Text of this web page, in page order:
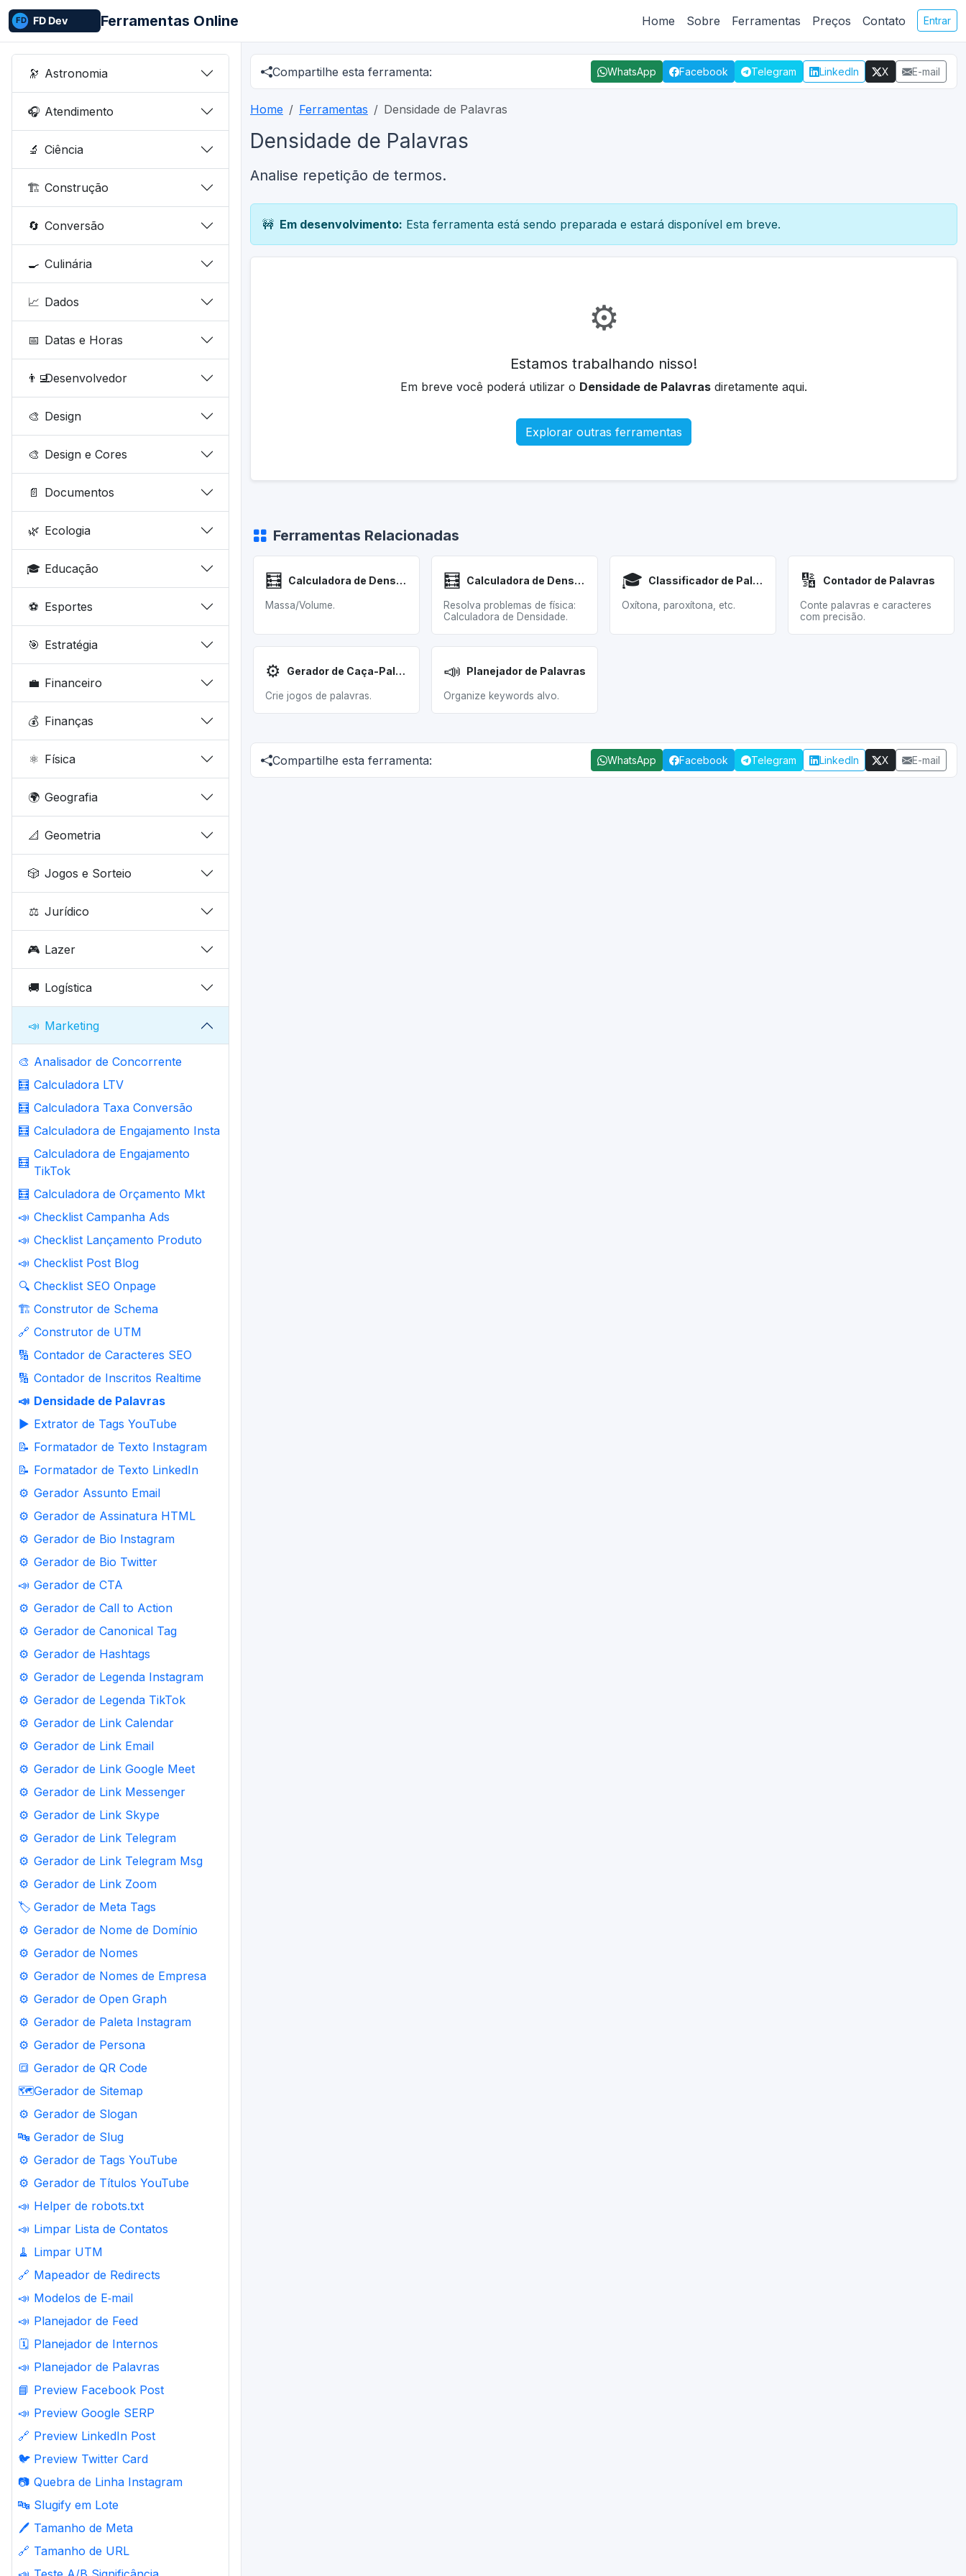
Ferramentas Online Home Sobre Ferramentas Preços Contato Entrar
🔭 Astronomia
🎧 Atendimento
🔬 Ciência
🏗️ Construção
🔄 Conversão
🍳 Culinária
📈 Dados
📅 Datas e Horas
👨‍💻Desenvolvedor
🎨 Design
🎨 Design e Cores
📄 Documentos
🌿 Ecologia
🎓 Educação
⚽ Esportes
🎯 Estratégia
💼 Financeiro
💰 Finanças
⚛️ Física
🌍 Geografia
📐 Geometria
🎲 Jogos e Sorteio
⚖️ Jurídico
🎮 Lazer
🚚 Logística
📣 Marketing
🎨 Analisador de Concorrente
🧮 Calculadora LTV
🧮 Calculadora Taxa Conversão
🧮 Calculadora de Engajamento Insta
🧮
Calculadora de Engajamento
TikTok
🧮 Calculadora de Orçamento Mkt
📣 Checklist Campanha Ads
📣 Checklist Lançamento Produto
📣 Checklist Post Blog
🔍 Checklist SEO Onpage
🏗️ Construtor de Schema
🔗 Construtor de UTM
🔢 Contador de Caracteres SEO
🔢 Contador de Inscritos Realtime
📣 Densidade de Palavras
▶️ Extrator de Tags YouTube
📝 Formatador de Texto Instagram
📝 Formatador de Texto LinkedIn
⚙️ Gerador Assunto Email
⚙️ Gerador de Assinatura HTML
⚙️ Gerador de Bio Instagram
⚙️ Gerador de Bio Twitter
📣 Gerador de CTA
⚙️ Gerador de Call to Action
⚙️ Gerador de Canonical Tag
⚙️ Gerador de Hashtags
⚙️ Gerador de Legenda Instagram
⚙️ Gerador de Legenda TikTok
⚙️ Gerador de Link Calendar
⚙️ Gerador de Link Email
⚙️ Gerador de Link Google Meet
⚙️ Gerador de Link Messenger
⚙️ Gerador de Link Skype
⚙️ Gerador de Link Telegram
⚙️ Gerador de Link Telegram Msg
⚙️ Gerador de Link Zoom
🏷️ Gerador de Meta Tags
⚙️ Gerador de Nome de Domínio
⚙️ Gerador de Nomes
⚙️ Gerador de Nomes de Empresa
⚙️ Gerador de Open Graph
⚙️ Gerador de Paleta Instagram
⚙️ Gerador de Persona
🔳 Gerador de QR Code
🗺️Gerador de Sitemap
⚙️ Gerador de Slogan
🔤 Gerador de Slug
⚙️ Gerador de Tags YouTube
⚙️ Gerador de Títulos YouTube
📣 Helper de robots.txt
📣 Limpar Lista de Contatos
🧹 Limpar UTM
🔗 Mapeador de Redirects
📣 Modelos de E‑mail
📣 Planejador de Feed
🗓️ Planejador de Internos
📣 Planejador de Palavras
📘 Preview Facebook Post
📣 Preview Google SERP
🔗 Preview LinkedIn Post
🐦 Preview Twitter Card
📷 Quebra de Linha Instagram
🔤 Slugify em Lote
🖊️ Tamanho de Meta
🔗 Tamanho de URL
Compartilhe esta ferramenta: WhatsApp Facebook Telegram LinkedIn X E-mail
Home Ferramentas Densidade de Palavras
Densidade de Palavras
Analise repetição de termos.
🚧 Em desenvolvimento: Esta ferramenta está sendo preparada e estará disponível em breve.
⚙️
Estamos trabalhando nisso!
Em breve você poderá utilizar o Densidade de Palavras diretamente aqui.
Explorar outras ferramentas
Ferramentas Relacionadas
🧮 Calculadora de Densidade
Massa/Volume.
🧮 Calculadora de Densidade
Resolva problemas de física:
Calculadora de Densidade.
🎓 Classificador de Palavras
Oxítona, paroxítona, etc.
🔢 Contador de Palavras
Conte palavras e caracteres
com precisão.
⚙️ Gerador de Caça-Palavras
Crie jogos de palavras.
📣 Planejador de Palavras
Organize keywords alvo.
Compartilhe esta ferramenta: WhatsApp Facebook Telegram LinkedIn X E-mail